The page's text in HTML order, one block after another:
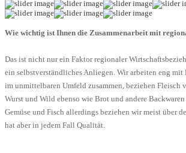
Wie wichtig ist Ihnen die Zusammenarbeit mit
Das ist nicht nur ein Faktor regionaler
ein selbstverständliches Anliegen. Wir arbeiten eng mit
im unmittelbaren Umfeld zusammen, beziehen Fleisch
Wurst und Wild ebenso wie Brot und andere
Gemüse und Fisch allerdings beziehen wir meist über
hat aber in jedem Fall Qualität.